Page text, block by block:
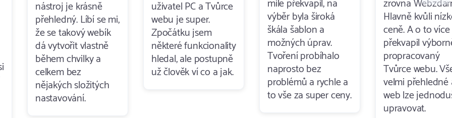
nástroj je krásně
přehledný. Líbí se mi,
že se takový webík
dá vytvořit vlastně
během chvilky a
celkem bez
nějakých složitých
nastavování.
uživatel PC a Tvůrce
webu je super.
Zpočátku jsem
některé funkcionality
hledal, ale postupně
už člověk ví co a jak.
mile překvapil, na
výběr byla široká
škála šablon a
možných úprav.
Tvoření probíhalo
naprosto bez
problémů a rychle a
to vše za super ceny.
zrovna
Hlavně kvůli
ceně. A o to
překvapil
propracovaný
Tvůrce webu.
velmi přehledné
web lze
upravovat.